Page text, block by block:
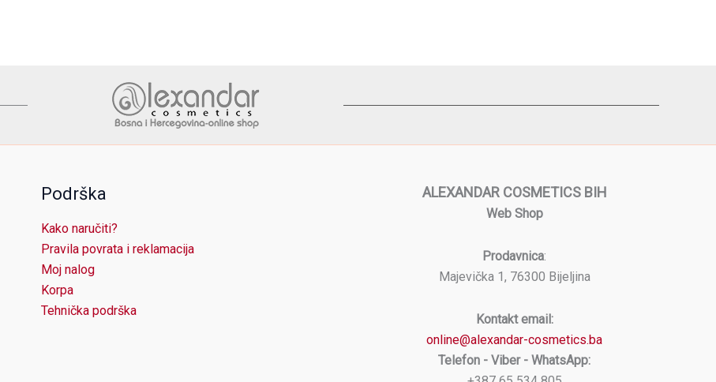
Podrška
Kako naručiti?
Pravila povrata i reklamacija
Moj nalog
Korpa
Tehnička podrška
ALEXANDAR COSMETICS BIH
Web Shop
Prodavnica:
Majevička 1, 76300 Bijeljina
Kontakt email:
online@alexandar-cosmetics.ba
Telefon - Viber - WhatsApp: